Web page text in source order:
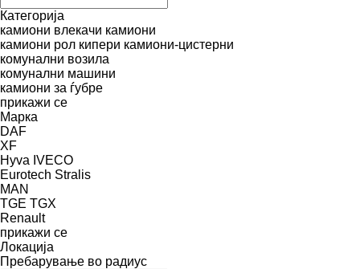
Категорија
камиони влекачи камиони
камиони рол кипери камиони-цистерни
комунални возила
комунални машини
камиони за ѓубре
прикажи се
Марка
DAF
XF
Hyva IVECO
Eurotech Stralis
MAN
TGE TGX
Renault
прикажи се
Локација
Пребарување во радиус